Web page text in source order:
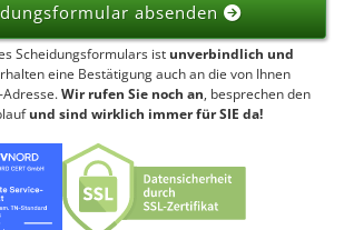
absenden
Scheidungsformulars ist unverbindlich und
eine Bestätigung auch an die von Ihnen
Wir rufen Sie noch an, besprechen den
und sind wirklich immer für SIE da!